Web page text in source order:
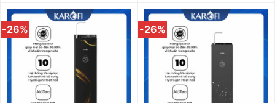
-26% -26%